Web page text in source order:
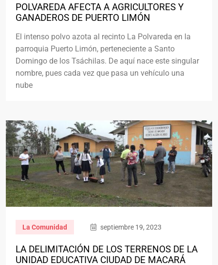
POLVAREDA AFECTA A AGRICULTORES Y
GANADEROS DE PUERTO LIMÓN
El intenso polvo azota al recinto La Polvareda en la
parroquia Puerto Limón, perteneciente a Santo
Domingo de los Tsáchilas. De aquí nace este singular
nombre, pues cada vez que pasa un vehículo una
nube
La Comunidad septiembre 19, 2023
LA DELIMITACIÓN DE LOS TERRENOS DE LA
UNIDAD EDUCATIVA CIUDAD DE MACARÁ